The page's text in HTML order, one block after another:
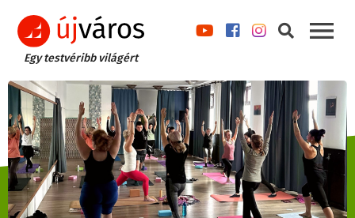
Egy testvéribb világért